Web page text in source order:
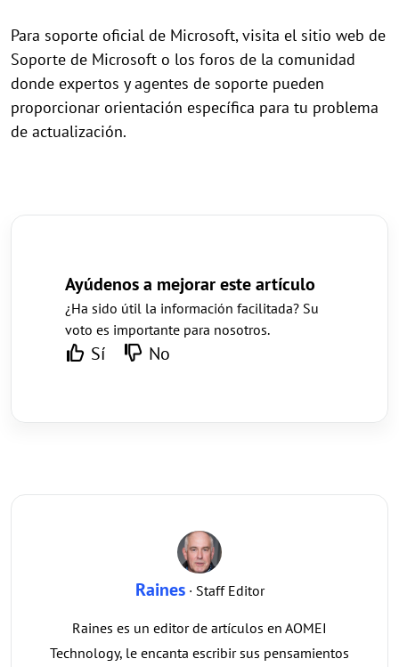
Para soporte oficial de Microsoft, visita el sitio web de
Soporte de Microsoft o los foros de la comunidad
donde expertos y agentes de soporte pueden
proporcionar orientación específica para tu problema
de actualización.
Ayúdenos a mejorar este artículo
¿Ha sido útil la información facilitada? Su
voto es importante para nosotros.
Sí No
Raines· Staff Editor
Raines es un editor de artículos en AOMEI
Technology, le encanta escribir sus pensamientos